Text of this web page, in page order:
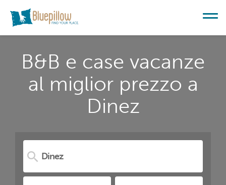
B&B e case vacanze
al miglior prezzo a
Dinez